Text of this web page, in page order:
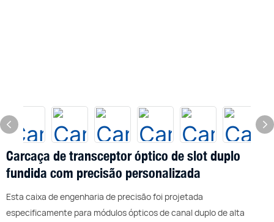
Carcaça de transceptor óptico de slot duplo
fundida com precisão personalizada
Esta caixa de engenharia de precisão foi projetada
especificamente para módulos ópticos de canal duplo de alta